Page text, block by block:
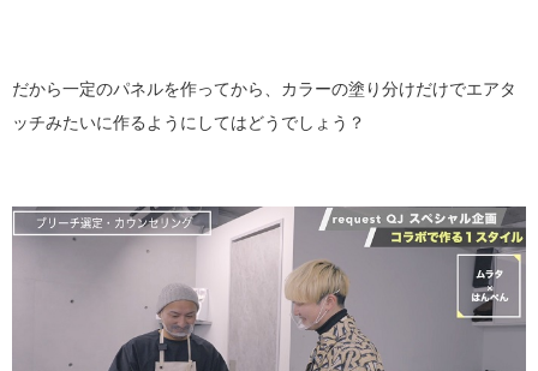
だから一定のパネルを作ってから、カラーの塗り分けだけでエアタ
ッチみたいに作るようにしてはどうでしょう？